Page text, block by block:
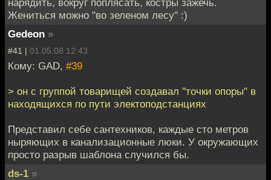
Жениться можно "во зеленом лесу" :)
Gedeon »
#41 | 01.05.08 12:43
Кому: GAD, #39
> он с группой товарищей создавал "точки опоры" в
находящихся по пути электоподстанциях
Представил себе сантехников, каждые сто метров
ныряющих в канализационные люки. У окружающих
просто разрыв шаблона случился бы.
ds-1 »